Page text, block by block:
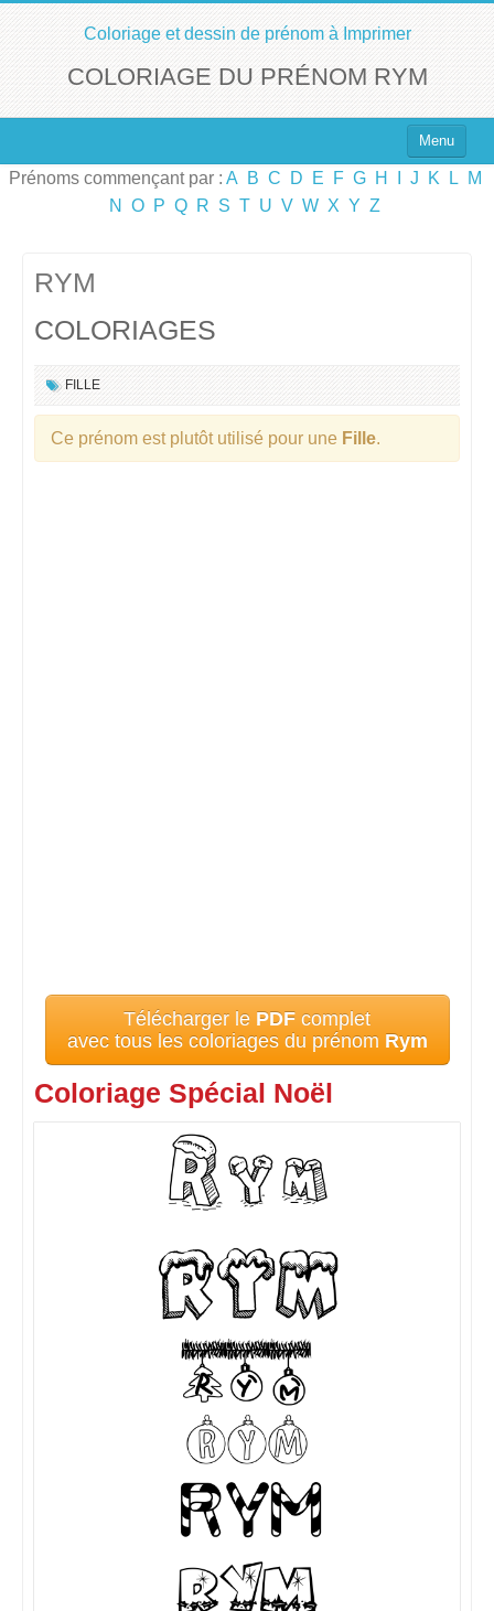
Coloriage et dessin de prénom à Imprimer
COLORIAGE DU PRÉNOM RYM
Menu
Top 100 des Prénoms
Prénoms commençant par : A B C D E F G H J K L
M
N
O P Q R S T U V W X Y Z
RYM
COLORIAGES
FILLE
Ce prénom est plutôt utilisé pour une Fille.
Télécharger le PDF complet
avec tous les coloriages du prénom Rym
Coloriage Spécial Noël